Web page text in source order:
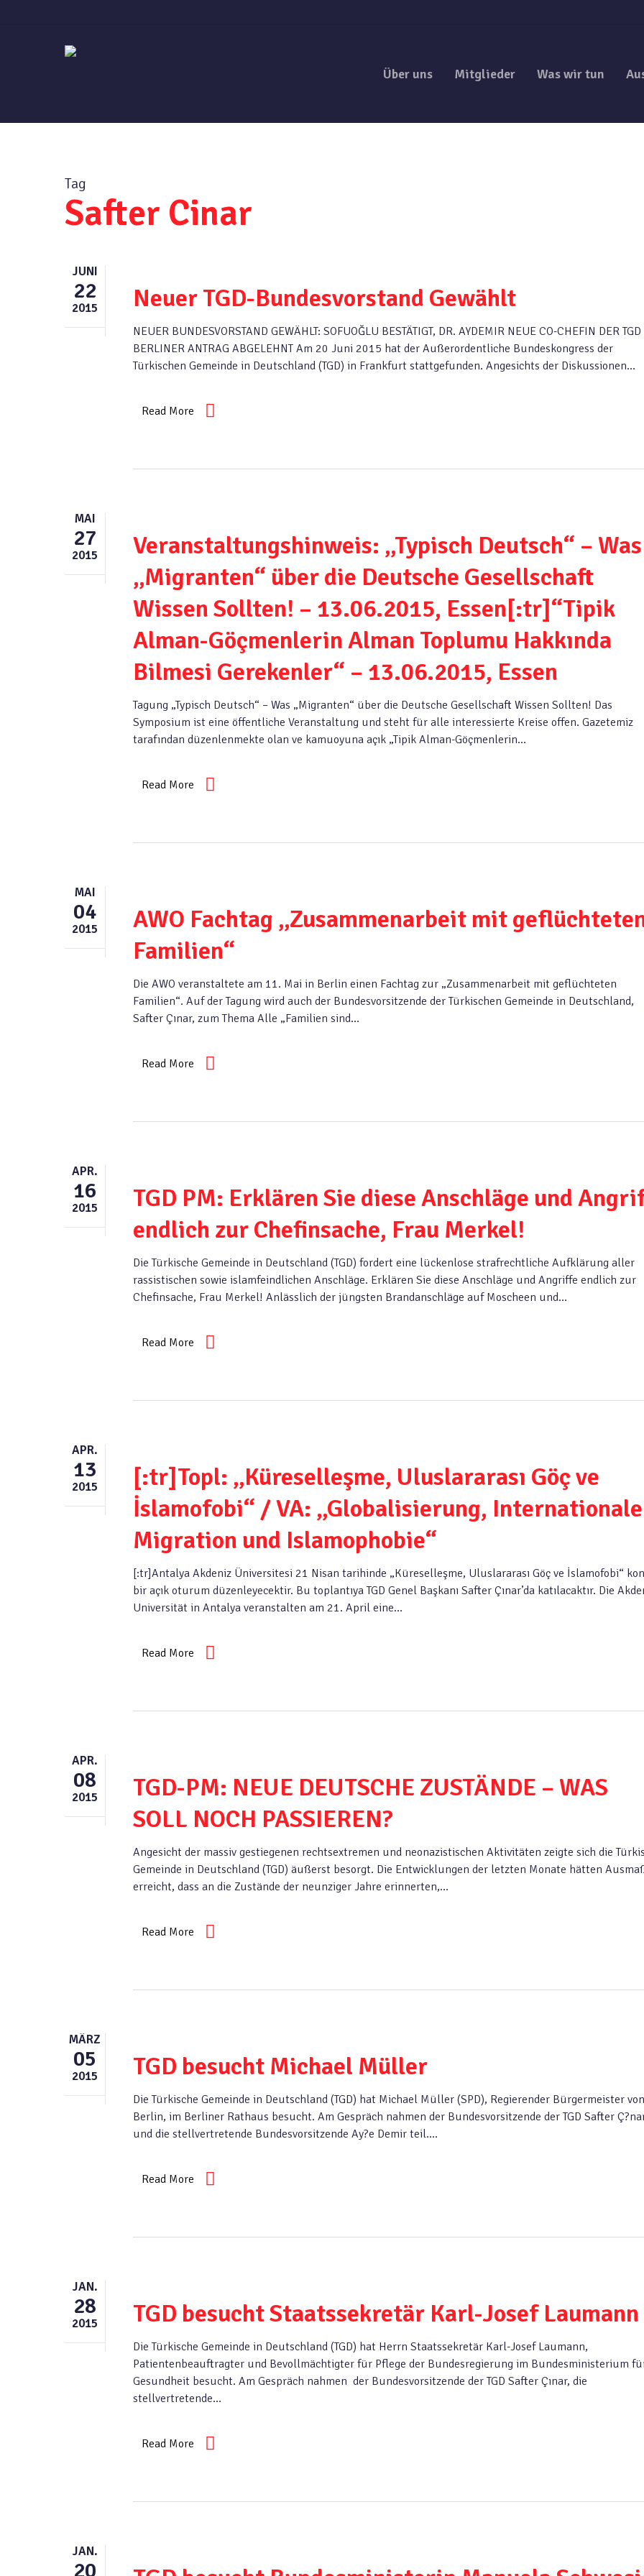
Über uns Mitglieder Was wir tun
Tag
Safter Cinar
JUNI
22
2015 Neuer TGD-Bundesvorstand Gewählt
NEUER BUNDESVORSTAND GEWÄHLT: SOFUOĞLU BESTÄTIGT, DR. AYDEMIR NEUE CO-CHEFIN DER TGD
BERLINER ANTRAG ABGELEHNT Am 20 Juni 2015 hat der Außerordentliche Bundeskongress der
Türkischen Gemeinde in Deutschland (TGD) in Frankfurt stattgefunden. Angesichts der Diskussionen…
Read More
MAI
27
2015
Veranstaltungshinweis: „Typisch Deutsch“ – Was
„Migranten“ über die Deutsche Gesellschaft
Wissen Sollten! – 13.06.2015, Essen[:tr]“Tipik
Alman-Göçmenlerin Alman Toplumu Hakkında
Bilmesi Gerekenler“ – 13.06.2015, Essen
Tagung „Typisch Deutsch“ – Was „Migranten“ über die Deutsche Gesellschaft Wissen Sollten! Das
Symposium ist eine öffentliche Veranstaltung und steht für alle interessierte Kreise offen. Gazetemiz
tarafından düzenlenmekte olan ve kamuoyuna açık „Tipik Alman-Göçmenlerin…
Read More
MAI
04
2015
AWO Fachtag „Zusammenarbeit mit
Familien“
Die AWO veranstaltete am 11. Mai in Berlin einen Fachtag zur „Zusammenarbeit mit geflüchteten
Familien“. Auf der Tagung wird auch der Bundesvorsitzende der Türkischen Gemeinde in Deutschland,
Safter Çınar, zum Thema Alle „Familien sind…
Read More
APR.
16
2015
TGD PM: Erklären Sie diese Anschläge und
endlich zur Chefinsache, Frau Merkel!
Die Türkische Gemeinde in Deutschland (TGD) fordert eine lückenlose strafrechtliche Aufklärung aller
rassistischen sowie islamfeindlichen Anschläge. Erklären Sie diese Anschläge und Angriffe endlich zur
Chefinsache, Frau Merkel! Anlässlich der jüngsten Brandanschläge auf Moscheen und…
Read More
APR.
13
2015
[:tr]Topl: „Küreselleşme, Uluslararası Göç ve
İslamofobi“ / VA: „Globalisierung, Internationale
Migration und Islamophobie“
[:tr]Antalya Akdeniz Üniversitesi 21 Nisan tarihinde „Küreselleşme, Uluslararası Göç ve İslamofobi“
bir açık oturum düzenleyecektir. Bu toplantıya TGD Genel Başkanı Safter Çınar’da katılacaktır. Die
Universität in Antalya veranstalten am 21. April eine…
Read More
APR.
08
2015
TGD-PM: NEUE DEUTSCHE ZUSTÄNDE – WAS
SOLL NOCH PASSIEREN?
Angesicht der massiv gestiegenen rechtsextremen und neonazistischen Aktivitäten zeigte sich die
Gemeinde in Deutschland (TGD) äußerst besorgt. Die Entwicklungen der letzten Monate hätten
erreicht, dass an die Zustände der neunziger Jahre erinnerten,…
Read More
MÄRZ
05
2015 TGD besucht Michael Müller
Die Türkische Gemeinde in Deutschland (TGD) hat Michael Müller (SPD), Regierender Bürgermeister von
Berlin, im Berliner Rathaus besucht. Am Gespräch nahmen der Bundesvorsitzende der TGD Safter
und die stellvertretende Bundesvorsitzende Ay?e Demir teil….
Read More
JAN.
28
2015 TGD besucht Staatssekretär Karl-Josef Laumann
Die Türkische Gemeinde in Deutschland (TGD) hat Herrn Staatssekretär Karl-Josef Laumann,
Patientenbeauftragter und Bevollmächtigter für Pflege der Bundesregierung im Bundesministerium
Gesundheit besucht. Am Gespräch nahmen der Bundesvorsitzende der TGD Safter Çınar, die
stellvertretende…
Read More
JAN.
20